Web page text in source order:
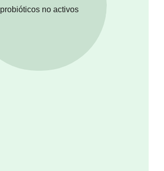
probióticos no activos